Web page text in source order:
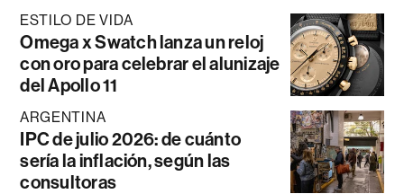
ESTILO DE VIDA
Omega x Swatch lanza un reloj
con oro para celebrar el alunizaje
del Apollo 11
ARGENTINA
IPC de julio 2026: de cuánto
sería la inflación, según las
consultoras